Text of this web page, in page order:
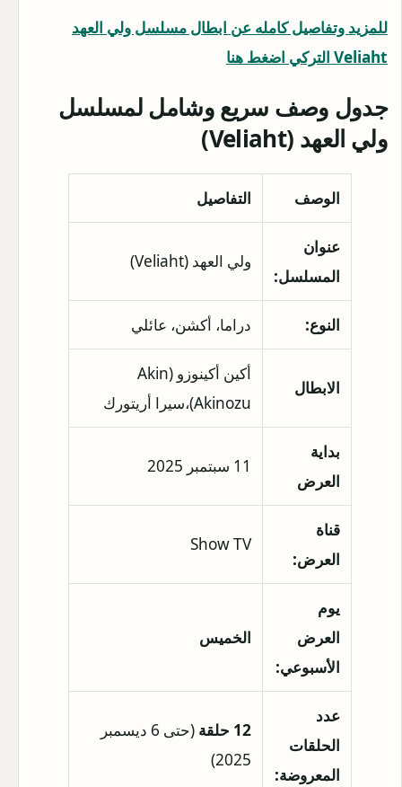
للمزيد وتفاصيل كامله عن ابطال مسلسل ولي العهد
Veliaht التركي اضغط هنا
جدول وصف سريع وشامل لمسلسل
ولي العهد (Veliaht)
الوصف التفاصيل
عنوان
المسلسل:
ولي العهد (Veliaht)
النوع: دراما، أكشن، عائلي
الابطال
أكين أكينوزو (Akin
Akinozu)،سيرا أريتورك
بداية
العرض
11 سبتمبر 2025
قناة
العرض:
Show TV
يوم
العرض
الأسبوعي:
الخميس
عدد
الحلقات
المعروضة:
12 حلقة
(حتى 6 ديسمبر
2025)